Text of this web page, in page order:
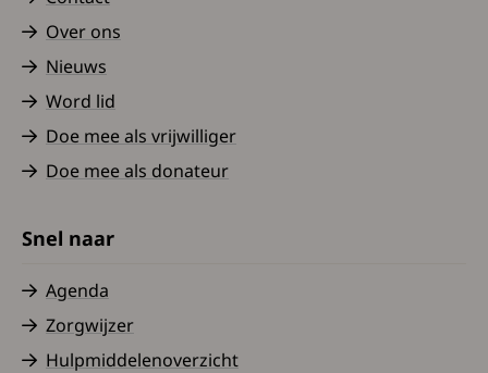
Over ons
Nieuws
Word lid
Doe mee als vrijwilliger
Doe mee als donateur
Snel naar
Agenda
Zorgwijzer
Hulpmiddelenoverzicht